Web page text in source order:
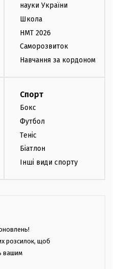
науки України
Школа
НМТ 2026
Саморозвиток
Навчання за кордоном
Спорт
Бокс
Футбол
Теніс
Біатлон
Інші види спорту
розсилок, щоб
вашим